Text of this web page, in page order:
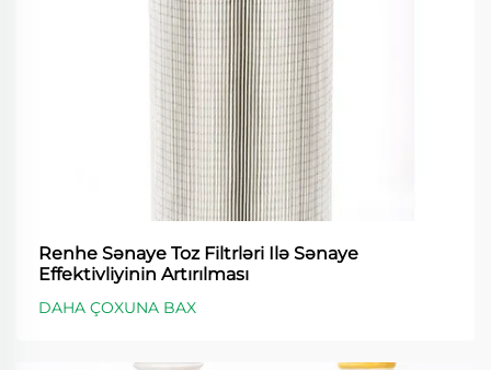
Renhe Sənaye Toz Filtrləri Ilə Sənaye
Effektivliyinin Artırılması
DAHA ÇOXUNA BAX